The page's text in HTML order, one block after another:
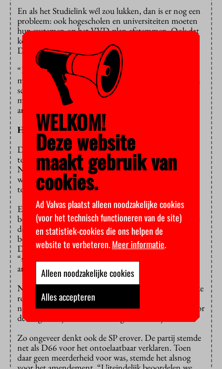
En als het Studielink wél zou lukken, dan is er nog een
probleem: ook hogescholen en universiteiten moeten
hun systemen op het VVD-plan afstemmen. Ook dat
kost meer tijd dan de Kamer wenst, voorspelt
Dijkgraaf.
“Het is hoogst onzeker of er tijdwinst wordt geboekt
met het aannemen van dit amendement”, staat in een
schriftelijke reactie. Het wetsvoorstel is in de praktijk
misschien wel even snel van kracht als dit
amendement.
Haast
De Tweede Kamer mort al tijden over de trage
totstandkoming van het wetsvoorstel van Dijkgraaf.
NSC, de partij die eerst nog op de minister wilde
wachten, stemde gisteren vanwege de gevoelde haast
toch in met de wetswijziging van de VVD.
Een maand geleden uitte Dijkgraaf staatsrechtelijke
bezwaren tegen het ingediende amendement. Volgens
de regels van de Kamer zelf had het niet tijdens de
begrotingsbehandeling ingediend mogen worden.
D66-Kamerlid Jan Paternotte had het zelfs over een
“staatsrechtelijke janboel” en stelde voor het
amendement ‘ontoelaatbaar’ te verklaren.
NSC erkent dat zo’n amendement niet “de koninklijke
route” is, maar vindt ook dat “deze noodgreep
noodzakelijk was om op korte termijn iets te doen voor
de toegankelijkheid van het hoger onderwijs”.
Zo ongeveer denkt ook de SP erover. De partij stemde
net als D66 voor het ontoelaatbaar verklaren. Toen
daar geen meerderheid voor was, stemde het alsnog
WELKOM!
Deze website
maakt gebruik van
cookies.
Ad Valvas plaatst alleen noodzakelijke cookies
(voor het technisch functioneren van de site)
en statistiek-cookies die ons helpen de
website te verbeteren.Meer informatie.
Alleen noodzakelijke cookies
Alles accepteren